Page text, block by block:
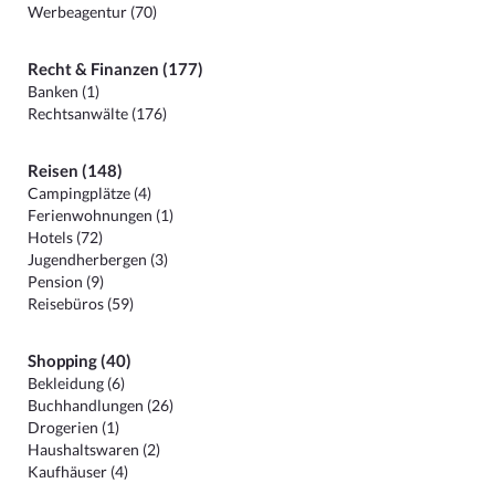
Werbeagentur (70)
Recht & Finanzen (177)
Banken (1)
Rechtsanwälte (176)
Reisen (148)
Campingplätze (4)
Ferienwohnungen (1)
Hotels (72)
Jugendherbergen (3)
Pension (9)
Reisebüros (59)
Shopping (40)
Bekleidung (6)
Buchhandlungen (26)
Drogerien (1)
Haushaltswaren (2)
Kaufhäuser (4)